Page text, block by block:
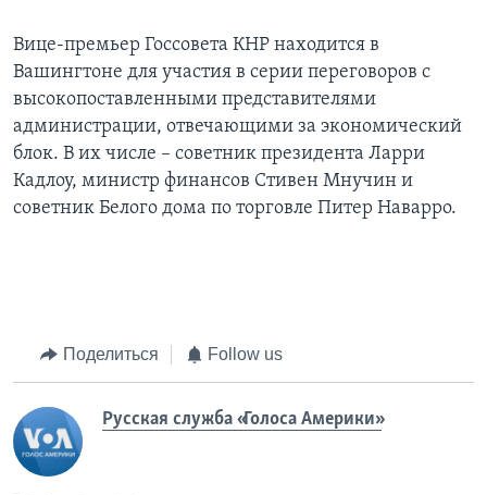
Вице-премьер Госсовета КНР находится в
Вашингтоне для участия в серии переговоров с
высокопоставленными представителями
администрации, отвечающими за экономический
блок. В их числе – советник президента Ларри
Кадлоу, министр финансов Стивен Мнучин и
советник Белого дома по торговле Питер Наварро.
Поделиться Follow us
Русская служба «Голоса Америки»